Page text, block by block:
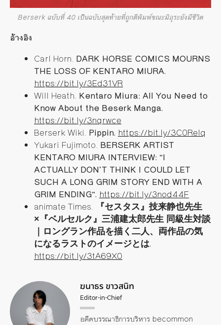
Berserk ฉบับที่ 40 เป็นฉบับสุดท้ายที่ถูกตีพิมพ์ขณะมิอุระยังมีชีวิต
อ้างอิง
Carl Horn. DARK HORSE COMICS MOURNS
THE LOSS OF KENTARO MIURA.
https://bit.ly/3Ed31VR
Will Heath. Kentaro Miura: All You Need to
Know About the Beserk Manga.
https://bit.ly/3nqrwce
Berserk Wiki. Pippin. https://bit.ly/3C0ReIq
Yukari Fujimoto. BERSERK ARTIST
KENTARO MIURA INTERVIEW: “I
ACTUALLY DON’T THINK I COULD LET
SUCH A LONG GRIM STORY END WITH A
GRIM ENDING”. https://bit.ly/3nod44F
animate Times.
『セスタス』技来静也先生
× 『ベルセルク』三浦建太郎先生 同級生対談
｜ロングラン作品を描く二人、両作品の気
になるラストのイメージとは.
https://bit.ly/3tA69X0
ฆนาธร ขาวสนิท
Editor-in-Chief
อดีตบรรณาธิการบริหาร becommon